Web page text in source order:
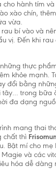
cho hành tím
xào chín,
vừa.
rau bí vào và
vị. Đến khi
những thực
khỏe mạnh.
đổi bằng
tây… trong
đa dạng
mang thai
chất thì
Bật mí cho
Magie và các
hóa dễ